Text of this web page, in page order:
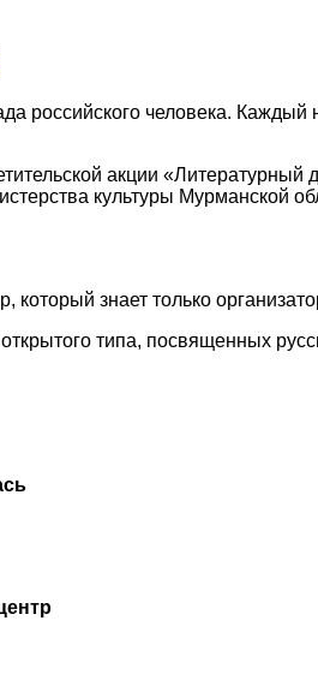
российского человека. Каждый
акции «Литературный
культуры Мурманской
знает только
типа, посвященных